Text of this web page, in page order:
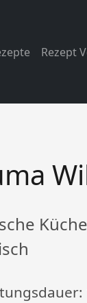
Rezept